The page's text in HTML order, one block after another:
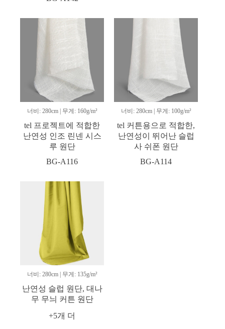
너비: 280cm | 무게: 160g/m²
tel 프로젝트에 적합한
난연성 인조 린넨 시스
루 원단
BG-A116
너비: 280cm | 무게: 100g/m²
tel 커튼용으로 적합한,
난연성이 뛰어난 슬럽
사 쉬폰 원단
BG-A114
너비: 280cm | 무게: 135g/m²
난연성 슬럽 원단, 대나
무 무늬 커튼 원단
+5개 더